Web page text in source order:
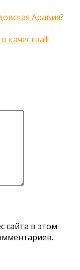
Аравия?
качества!!!
сайта в этом